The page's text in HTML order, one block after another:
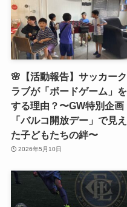
🌸【活動報告】サッカーク
ラブが「ボードゲーム」を
する理由？〜GW特別企画
「バルコ開放デー」で見え
た子どもたちの絆〜
2026年5月10日